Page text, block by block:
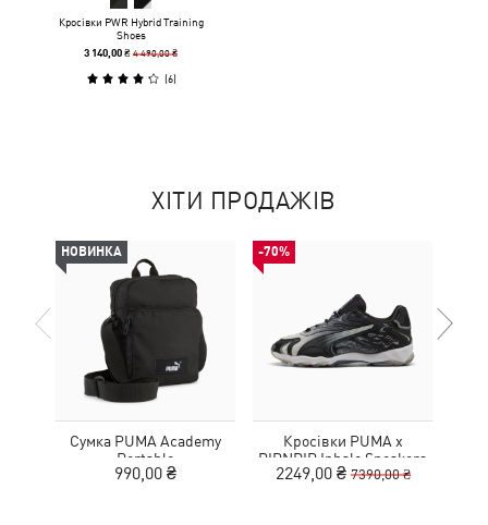
Кросівки PWR Hybrid Training
Shoes
3 140,00 ₴4 490,00 ₴
(6)
ХІТИ ПРОДАЖІВ
НОВИНКА
Сумка PUMA Academy
Portable
990,00 ₴
-70%
Кросівки PUMA x
RIPNDIP Inhale Sneakers
2249,00 ₴ 7390,00 ₴